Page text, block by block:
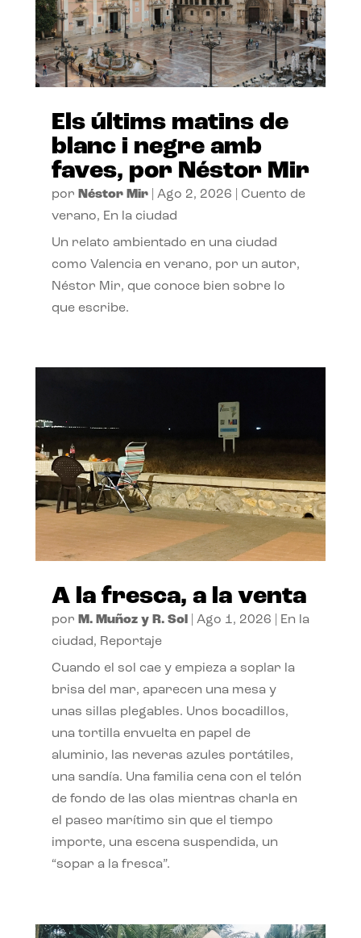
Els últims matins de
blanc i negre amb
faves, por Néstor Mir
por Néstor Mir| Ago 2, 2026
Cuento de
verano, En la ciudad
Un relato ambientado en una ciudad
como Valencia en verano, por un autor,
Néstor Mir, que conoce bien sobre lo
que escribe.
A la fresca, a la venta
por M. Muñoz y R. Sol| Ago 1, 2026
En la
ciudad, Reportaje
Cuando el sol cae y empieza a soplar la
brisa del mar, aparecen una mesa y
unas sillas plegables. Unos bocadillos,
una tortilla envuelta en papel de
aluminio, las neveras azules portátiles,
una sandía. Una familia cena con el telón
de fondo de las olas mientras charla en
el paseo marítimo sin que el tiempo
importe, una escena suspendida, un
“sopar a la fresca”.